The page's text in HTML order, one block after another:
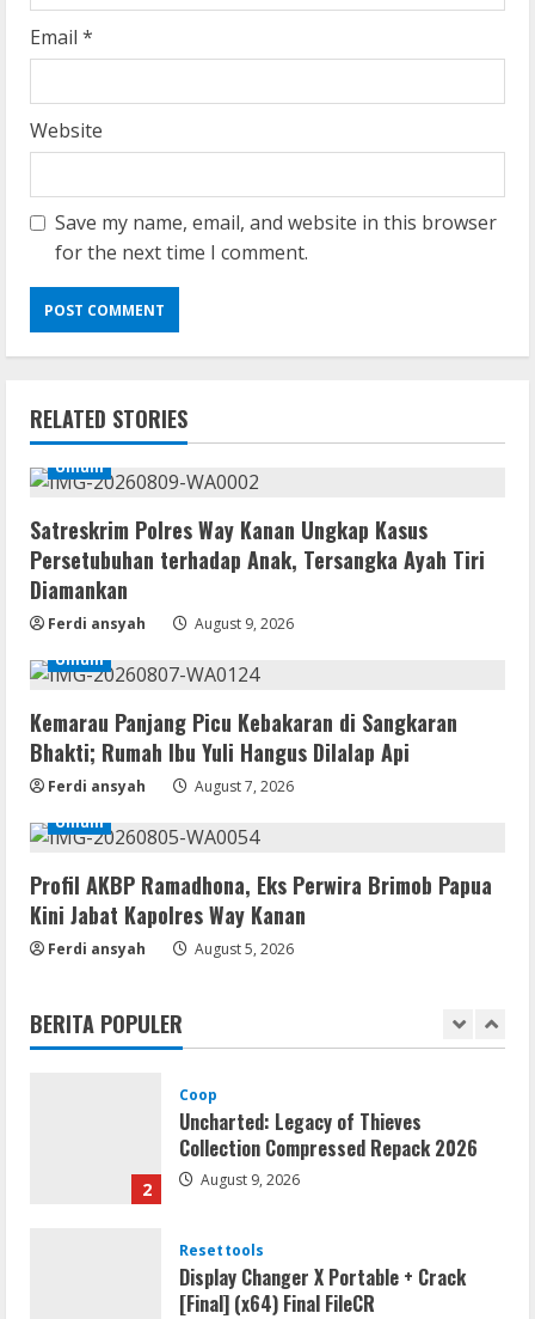
Email *
Website
Save my name, email, and website in this browser
for the next time I comment.
RELATED STORIES
Umum
Satreskrim Polres Way Kanan Ungkap Kasus
Persetubuhan terhadap Anak, Tersangka Ayah Tiri
Diamankan
Ferdi ansyah
August 9, 2026
Umum
Kemarau Panjang Picu Kebakaran di Sangkaran
Bhakti; Rumah Ibu Yuli Hangus Dilalap Api
Ferdi ansyah
August 7, 2026
Umum
Profil AKBP Ramadhona, Eks Perwira Brimob Papua
Kini Jabat Kapolres Way Kanan
Ferdi ansyah August 5, 2026
BERITA POPULER
2
3
Resettools
[Final] (x64) Final FileCR
August 9, 2026
4
Img
Debloated Tоrrеnt
August 8, 2026
5
Resettools
Virus] (x64) Reddit
1
Umum
Satreskrim Polres Way Kanan Ungkap
2
Coop
Uncharted: Legacy of Thieves
Collection Compressed Repack 2026
August 9, 2026
Resettools
Display Changer X Portable + Crack
[Final] (x64) Final FileCR